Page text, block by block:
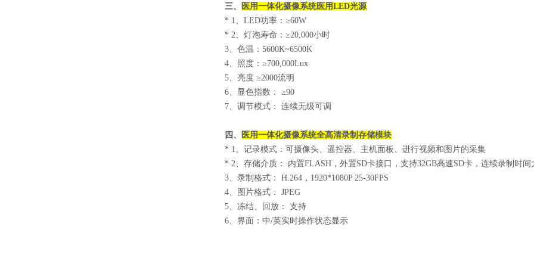
三、
医用一体化摄像系统医用LED光源
* 1、LED功率：≥60W
* 2、灯泡寿命：≥20,000小时
3、色温：5600K~6500K
4、照度：≥700,000Lux
5、亮度 ≥2000流明
6、显色指数： ≥90
7、调节模式： 连续无级可调
四、 医用一体化摄像系统全高清录制存储模块
* 1、记录模式：可摄像头、遥控器、主机面板、进行视频和图片的采集
* 2、存储介质： 内置FLASH，外置SD卡接口，支持32GB高速SD卡，连续录制时间
3、录制格式： H.264，1920*1080P 25-30FPS
4、图片格式： JPEG
5、冻结、回放： 支持
6、界面：中/英实时操作状态显示